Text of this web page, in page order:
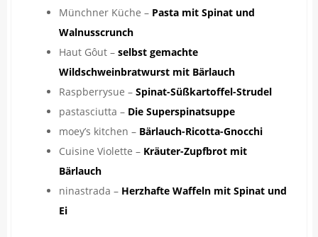
Münchner Küche – Pasta mit Spinat und
Walnusscrunch
Haut Gôut – selbst gemachte
Wildschweinbratwurst mit Bärlauch
Raspberrysue – Spinat-Süßkartoffel-Strudel
pastasciutta – Die Superspinatsuppe
moey’s kitchen – Bärlauch-Ricotta-Gnocchi
Cuisine Violette – Kräuter-Zupfbrot mit
Bärlauch
ninastrada – Herzhafte Waffeln mit Spinat und
Ei